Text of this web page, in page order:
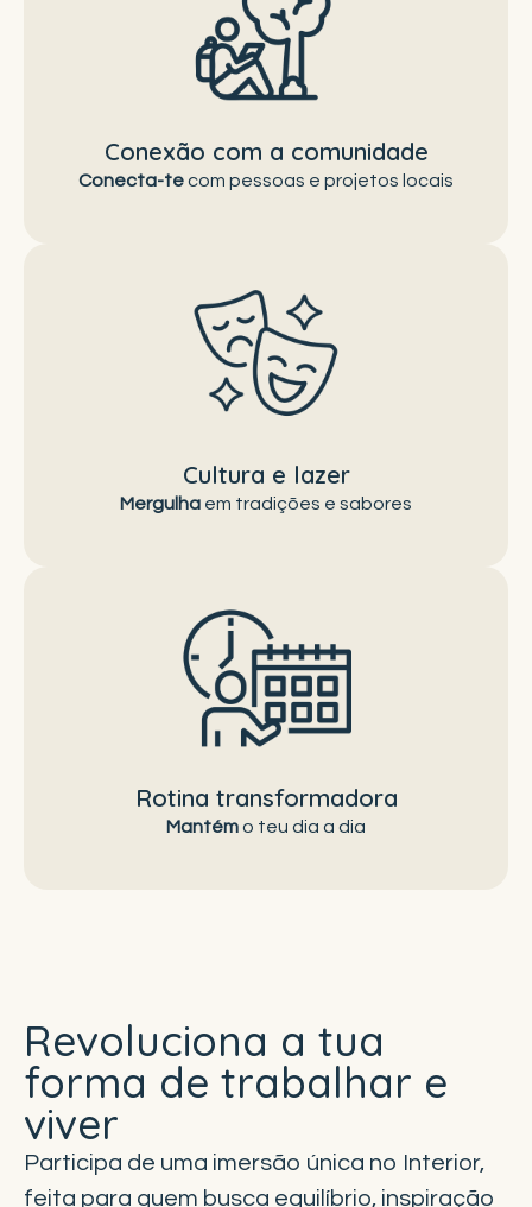
Conexão com a comunidade
Conecta-tecom pessoas e projetos locais
partilha ideias e ajuda a construir o futuro do
território.
Cultura e lazer
Mergulha em tradições e sabores
vive experiências únicas que só o campo pode
oferecer.
Rotina transformadora
Mantémo teu dia a dia
mas rodeado por novas paisagens, novos rostos
e novas possibilidades.
Revoluciona a tua
forma de trabalhar e
viver
Participa de uma imersão única no Interior,
feita para quem busca equilíbrio, inspiração